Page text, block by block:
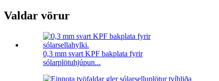
Valdar vörur
0,3 mm svart KPF bakplata fyrir
sólarplötuhjúpun...